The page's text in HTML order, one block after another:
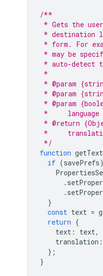
/**
* Gets the
* destination
* form. For
* may be
* auto-detect
*
* @param
* @param
* @param
*     language
* @return
*
*/
function
if (savePrefs)
.
.
}
const text =
return {
text : text,
translation :
};
}